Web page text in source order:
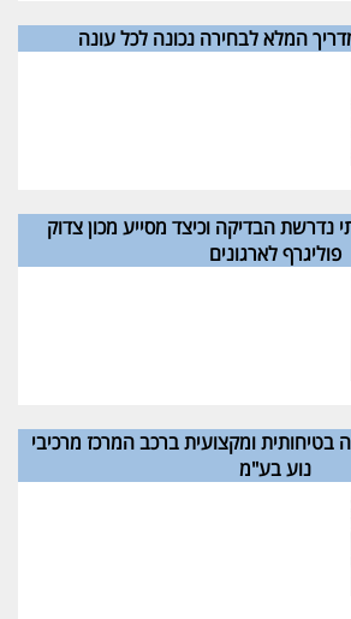
המלא לבחירה נכונה לכל עונה
נדרשת הבדיקה וכיצד מסייע מכון צדוק
פוליגרף לארגונים
בטיחותית ומקצועית ברכב המרכז מרכיבי
נוע בע"מ